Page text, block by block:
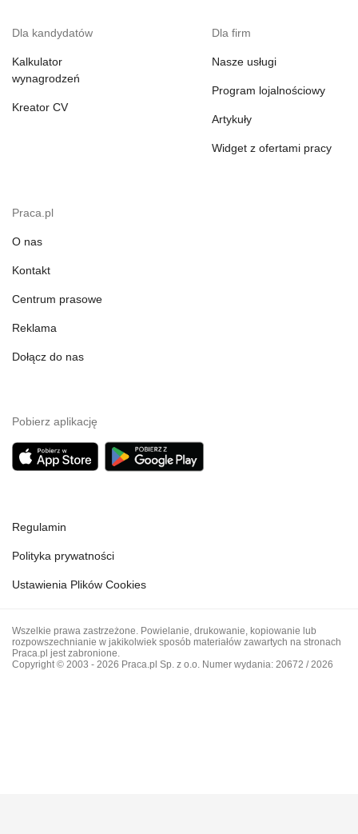
Dla kandydatów
Kalkulator
wynagrodzeń
Kreator CV
Dla firm
Nasze usługi
Program lojalnościowy
Artykuły
Widget z ofertami pracy
Praca.pl
O nas
Kontakt
Centrum prasowe
Reklama
Dołącz do nas
Pobierz aplikację
Regulamin
Polityka prywatności
Ustawienia Plików Cookies
Wszelkie prawa zastrzeżone. Powielanie, drukowanie, kopiowanie lub
rozpowszechnianie w jakikolwiek sposób materiałów zawartych na stronach
Praca.pl jest zabronione.
Copyright © 2003 - 2026 Praca.pl Sp. z o.o. Numer wydania: 20672 / 2026